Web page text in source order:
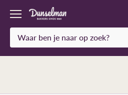
naar
content